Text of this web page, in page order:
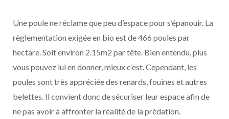
Une poule ne réclame que peu d’espace pour s’épanouir. La
règlementation exigée en bio est de 466 poules par
hectare. Soit environ 2.15m2 par tête. Bien entendu, plus
vous pouvez lui en donner, mieux c’est. Cependant, les
poules sont très appréciée des renards, fouines et autres
belettes. Il convient donc de sécuriser leur espace afin de
ne pas avoir à affronter la réalité de la prédation.